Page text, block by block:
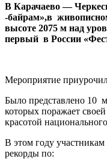
В Карачаево —
-байрам»,в
высоте 2075 м над
первый в России
Мероприятие
Было представлено 10
которых поражает
красотой
В этом году участникам
рекорды по: